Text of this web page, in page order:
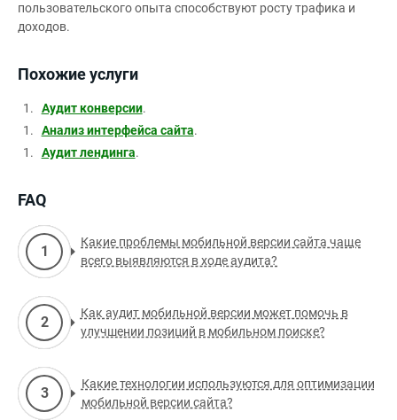
пользовательского опыта способствуют росту трафика и
доходов.
Похожие услуги
Аудит конверсии.
Анализ интерфейса сайта.
Аудит лендинга.
FAQ
Какие проблемы мобильной версии сайта чаще
всего выявляются в ходе аудита?
Как аудит мобильной версии может помочь в
улучшении позиций в мобильном поиске?
Какие технологии используются для оптимизации
мобильной версии сайта?